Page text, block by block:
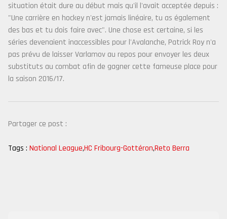
situation était dure au début mais qu'il l'avait acceptée depuis :
"Une carrière en hockey n'est jamais linéaire, tu as également
des bas et tu dois faire avec". Une chose est certaine, si les
séries devenaient inaccessibles pour l'Avalanche, Patrick Roy n'a
pas prévu de laisser Varlamov au repos pour envoyer les deux
substituts au combat afin de gagner cette fameuse place pour
la saison 2016/17.
Partager ce post :
Tags : National League,HC Fribourg-Gottéron,Reto Berra